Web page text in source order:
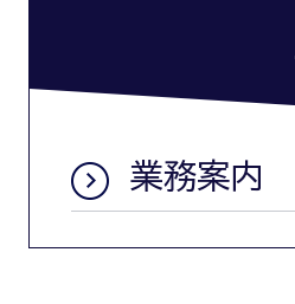
業務案内